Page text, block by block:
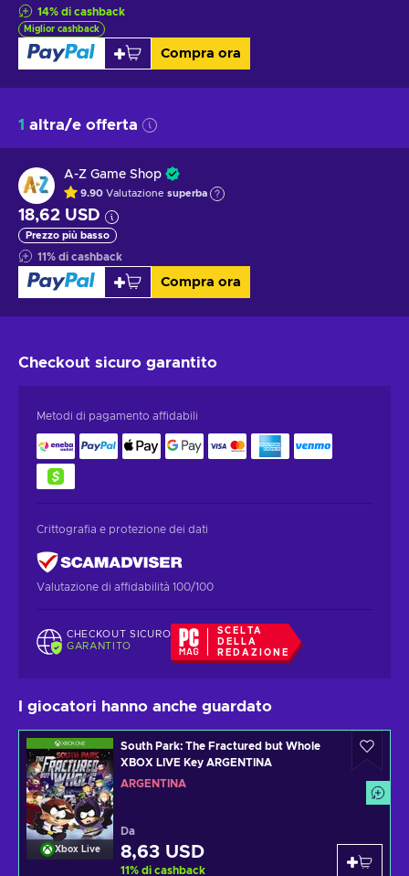
14% di cashback
Miglior cashback
Compra ora
1 altra/e offerta
A-Z Game Shop
9.90 Valutazione superba
18,62 USD
Prezzo più basso
11% di cashback
Compra ora
Checkout sicuro garantito
Metodi di pagamento affidabili
Crittografia e protezione dei dati
Valutazione di affidabilità 100/100
CHECKOUT SICURO
GARANTITO
SCELTA
DELLA
REDAZIONE
I giocatori hanno anche guardato
Xbox Live
South Park: The Fractured but Whole
XBOX LIVE Key ARGENTINA
ARGENTINA
Da
8,63 USD
11% di cashback